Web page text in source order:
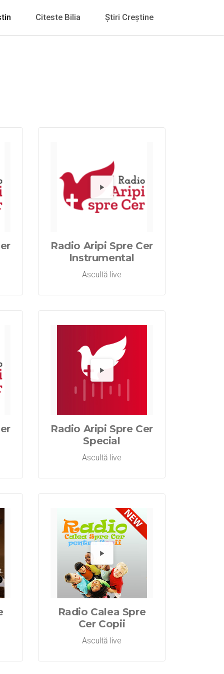
Citeste Bilia Știri Creștine
Alt FM
Radio
Redă
Radio Aripi Spre Cer
Instrumental
Ascultă live
Cer
Aripi Spre
Radio
Redă
Radio Aripi Spre Cer
Special
Ascultă live
Cer
Calea
Radio
Redă
Radio Calea Spre
Cer Copii
Ascultă live